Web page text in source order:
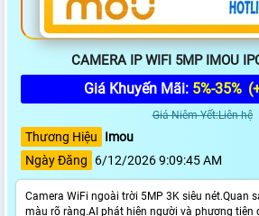
CAMERA IP WIFI 5MP IMOU
Giá Khuyến Mãi: 5%-35%
Giá Niêm Yết:Liên hệ
Thương Hiệu
Imou
Ngày Đăng
6/12/2026 9:09:45 AM
Camera WiFi ngoài trời 5MP 3K siêu nét.Quan
màu rõ ràng.AI phát hiện người và phương tiện